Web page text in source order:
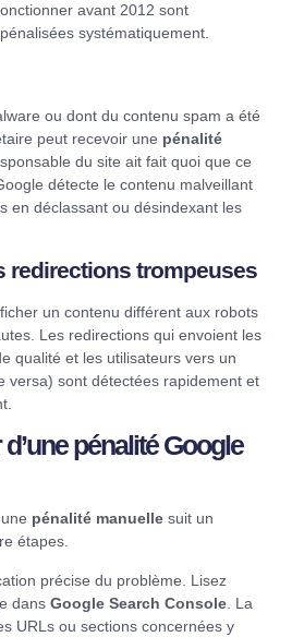
avant 2012 sont
systématiquement.
ou dont du contenu spam a été
peut recevoir une pénalité
du site ait fait quoi que ce
détecte le contenu malveillant
en déclassant ou désindexant les
redirections trompeuses
un contenu différent aux robots
Les redirections qui envoient les
qualité et les utilisateurs vers un
versa) sont détectées rapidement et
pénalité Google
pénalité manuelle suit un
étapes.
précise du problème. Lisez
dans Google Search Console . La
URLs ou sections concernées y